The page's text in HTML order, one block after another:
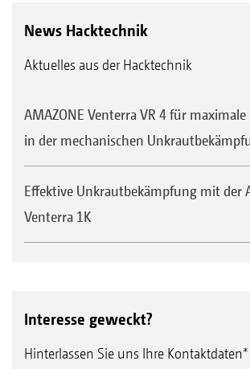
News Hacktechnik
Aktuelles aus der Hacktechnik
AMAZONE Venterra VR 4 für
in der mechanischen
Effektive Unkrautbekämpfung mit der
Venterra 1K
Interesse geweckt?
Hinterlassen Sie uns Ihre